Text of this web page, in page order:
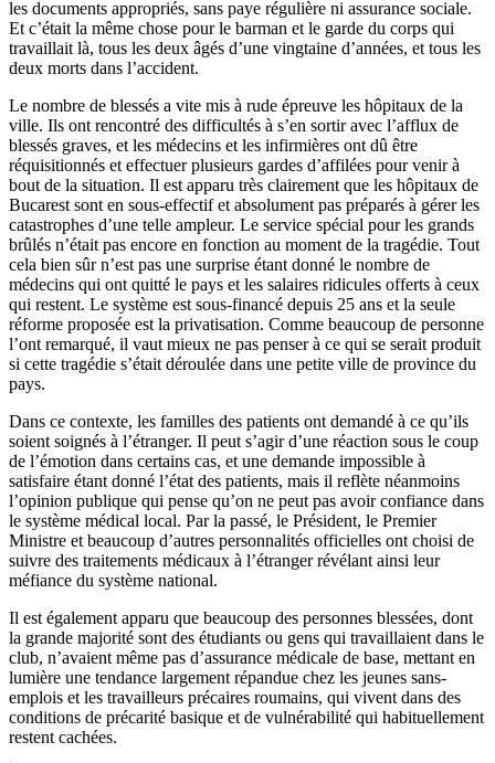
les documents appropriés, sans paye régulière ni assurance sociale.
Et c’était la même chose pour le barman et le garde du corps qui
travaillait là, tous les deux âgés d’une vingtaine d’années, et tous les
deux morts dans l’accident.
Le nombre de blessés a vite mis à rude épreuve les hôpitaux de la
ville. Ils ont rencontré des difficultés à s’en sortir avec l’afflux de
blessés graves, et les médecins et les infirmières ont dû être
réquisitionnés et effectuer plusieurs gardes d’affilées pour venir à
bout de la situation. Il est apparu très clairement que les hôpitaux de
Bucarest sont en sous-effectif et absolument pas préparés à gérer les
catastrophes d’une telle ampleur. Le service spécial pour les grands
brûlés n’était pas encore en fonction au moment de la tragédie. Tout
cela bien sûr n’est pas une surprise étant donné le nombre de
médecins qui ont quitté le pays et les salaires ridicules offerts à ceux
qui restent. Le système est sous-financé depuis 25 ans et la seule
réforme proposée est la privatisation. Comme beaucoup de personne
l’ont remarqué, il vaut mieux ne pas penser à ce qui se serait produit
si cette tragédie s’était déroulée dans une petite ville de province du
pays.
Dans ce contexte, les familles des patients ont demandé à ce qu’ils
soient soignés à l’étranger. Il peut s’agir d’une réaction sous le coup
de l’émotion dans certains cas, et une demande impossible à
satisfaire étant donné l’état des patients, mais il reflète néanmoins
l’opinion publique qui pense qu’on ne peut pas avoir confiance dans
le système médical local. Par la passé, le Président, le Premier
Ministre et beaucoup d’autres personnalités officielles ont choisi de
suivre des traitements médicaux à l’étranger révélant ainsi leur
méfiance du système national.
Il est également apparu que beaucoup des personnes blessées, dont
la grande majorité sont des étudiants ou gens qui travaillaient dans le
club, n’avaient même pas d’assurance médicale de base, mettant en
lumière une tendance largement répandue chez les jeunes sans-
emplois et les travailleurs précaires roumains, qui vivent dans des
conditions de précarité basique et de vulnérabilité qui habituellement
restent cachées.